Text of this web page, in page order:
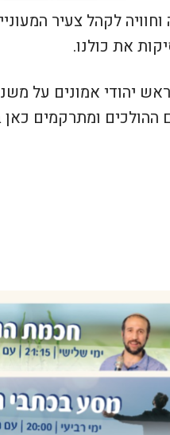
לקהל צעיר
את כולנו.
יהודי אמונים על
ומתרקמים